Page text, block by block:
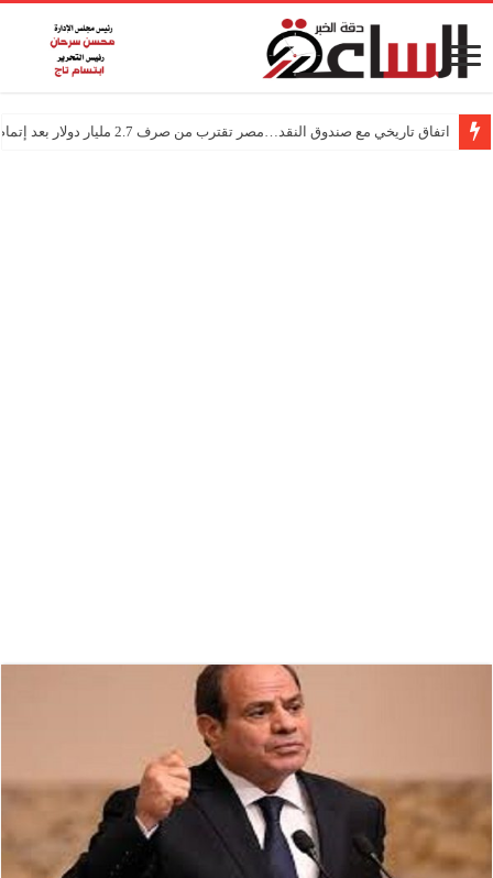
اتفاق تاريخي مع صندوق النقد…مصر تقترب من صرف 2.7 مليار دولار بعد إتمام المراجعتين